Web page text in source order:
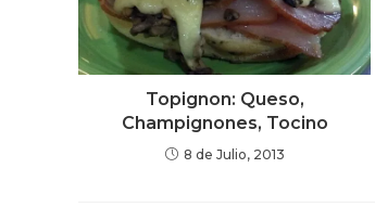
Topignon: Queso,
Champignones, Tocino
8 de Julio, 2013